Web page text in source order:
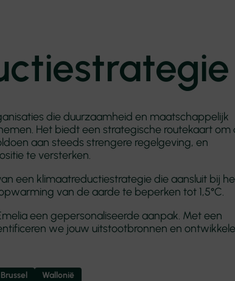
die duurzaamheid en maatschappelijk
Het biedt een strategische routekaart om
aan steeds strengere regelgeving, en
te versterken.
een klimaatreductiestrategie die aansluit bij
van de aarde te beperken tot 1,5°C.
een gepersonaliseerde aanpak. Met een
we jouw uitstootbronnen en
Brussel Wallonië